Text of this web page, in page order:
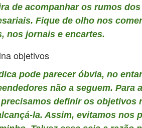
de acompanhar os rumos
Fique de olho nos
nos jornais e encartes.
objetivos
pode parecer óbvia, no
não a seguem. Para
definir os objetivos
la. Assim, evitamos nos